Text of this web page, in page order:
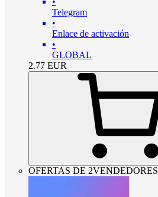
Telegram
•
Enlace de activación
•
GLOBAL
2.77 EUR
OFERTAS DE 2VENDEDORES